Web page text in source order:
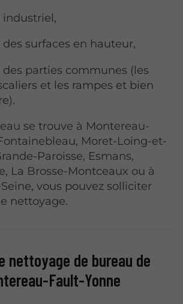
surfaces en hauteur,
parties communes (les
et les rampes et bien
se trouve à Montereau-
Moret-Loing-et-
Paroisse, Esmans,
La Brosse-Montceaux ou à
vous pouvez solliciter
nettoyage.
nettoyage de bureau de
Fault-Yonne